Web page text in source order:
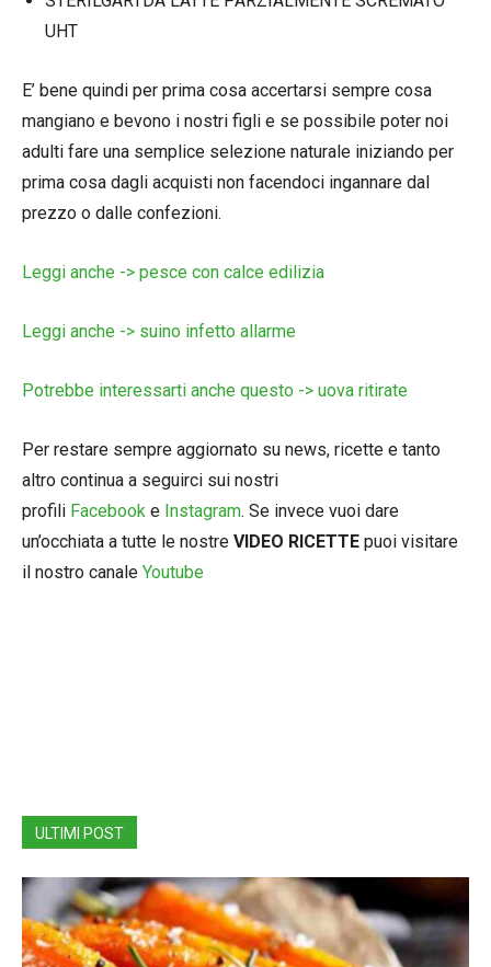
UHT
E’ bene quindi per prima cosa accertarsi sempre cosa
mangiano e bevono i nostri figli e se possibile poter noi
adulti fare una semplice selezione naturale iniziando per
prima cosa dagli acquisti non facendoci ingannare dal
prezzo o dalle confezioni.
Leggi anche -> pesce con calce edilizia
Leggi anche -> suino infetto allarme
Potrebbe interessarti anche questo -> uova ritirate
Per restare sempre aggiornato su news, ricette e tanto
altro continua a seguirci sui nostri
profili Facebook e Instagram. Se invece vuoi dare
un’occhiata a tutte le nostre VIDEO RICETTE puoi visitare
il nostro canale Youtube
ULTIMI POST